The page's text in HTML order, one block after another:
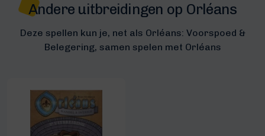
Andere uitbreidingen op Orléans
Deze spellen kun je, net als Orléans: Voorspoed &
Belegering, samen spelen met Orléans